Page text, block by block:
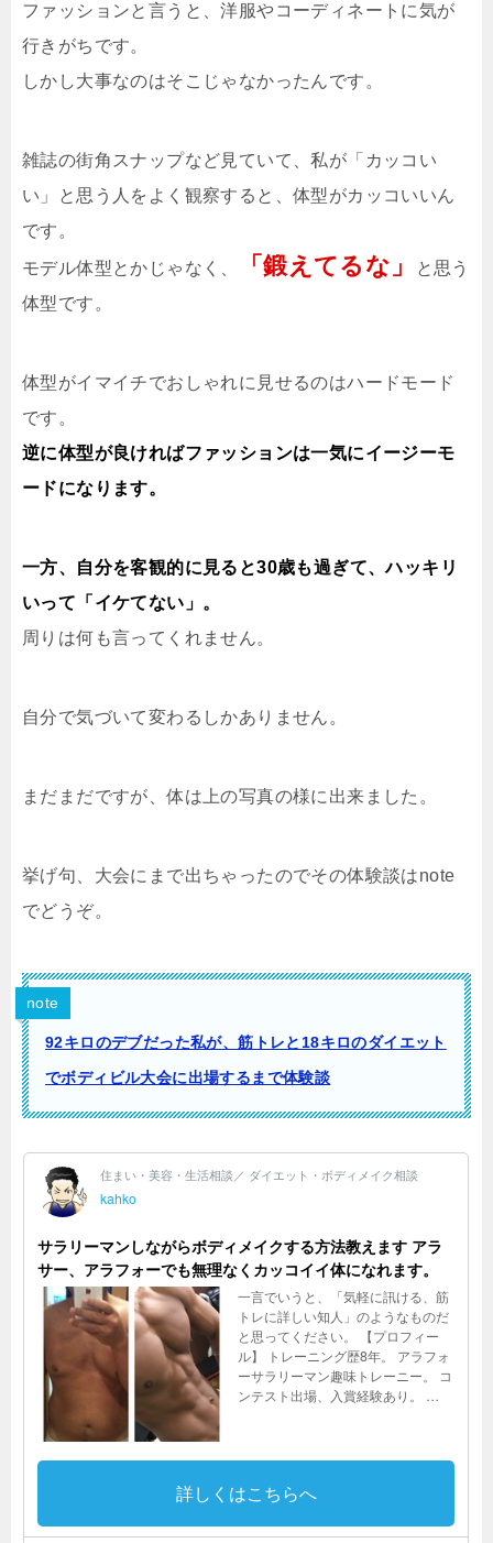
ファッションと言うと、洋服やコーディネートに気が
行きがちです。
しかし大事なのはそこじゃなかったんです。
雑誌の街角スナップなど見ていて、私が「カッコい
い」と思う人をよく観察すると、体型がカッコいいん
です。
モデル体型とかじゃなく、
「鍛えてるな」
と思う
体型です。
体型がイマイチでおしゃれに見せるのはハードモード
です。
逆に体型が良ければファッションは一気にイージーモ
ードになります。
一方、自分を客観的に見ると30歳も過ぎて、ハッキリ
いって「イケてない」。
周りは何も言ってくれません。
自分で気づいて変わるしかありません。
まだまだですが、体は上の写真の様に出来ました。
挙げ句、大会にまで出ちゃったのでその体験談はnote
でどうぞ。
note
92キロのデブだった私が、筋トレと18キロのダイエット
でボディビル大会に出場するまで体験談